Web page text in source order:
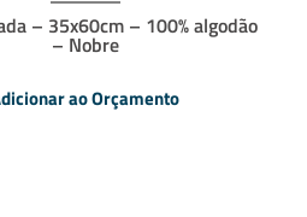
– 35x60cm – 100% algodão
– Nobre
ao Orçamento